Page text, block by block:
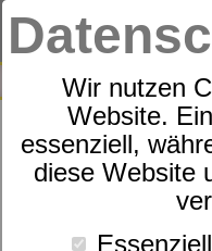
Wir nutzen
Website.
essenziell,
diese Website
Essenziell
mit RV